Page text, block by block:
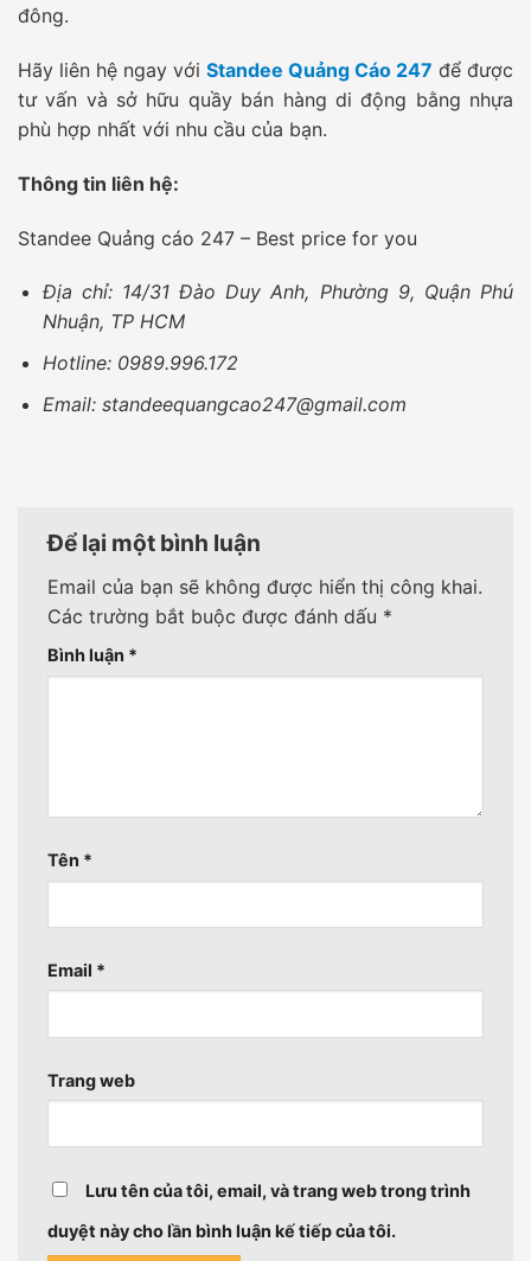
đông.
Hãy liên hệ ngay với Standee Quảng Cáo 247 để được
tư vấn và sở hữu quầy bán hàng di động bằng nhựa
phù hợp nhất với nhu cầu của bạn.
Thông tin liên hệ:
Standee Quảng cáo 247 – Best price for you
Địa chỉ: 14/31 Đào Duy Anh, Phường 9, Quận Phú
Nhuận, TP HCM
Hotline: 0989.996.172
Email: standeequangcao247@gmail.com
Để lại một bình luận
Email của bạn sẽ không được hiển thị công khai.
Các trường bắt buộc được đánh dấu *
Bình luận *
Tên *
Email *
Trang web
Lưu tên của tôi, email, và trang web trong trình
duyệt này cho lần bình luận kế tiếp của tôi.